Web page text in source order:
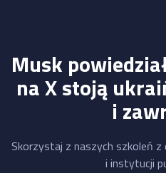
Musk
na X stoją
i
Skorzystaj z naszych szkoleń
i instytucji